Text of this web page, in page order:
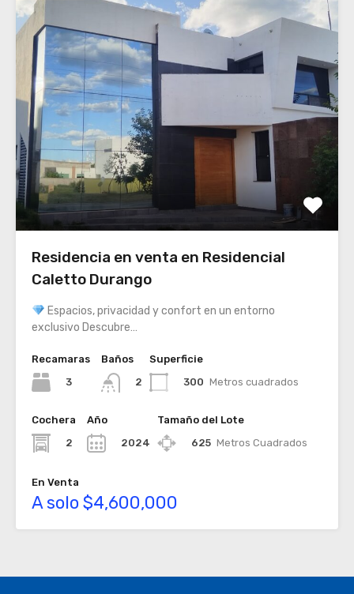
Residencia en venta en Residencial
Caletto Durango
Espacios, privacidad y confort en un entorno
exclusivo Descubre…
Recamaras
3
Baños
2
Superficie
300 Metros cuadrados
Cochera
2
Año
2024
Tamaño del Lote
625 Metros Cuadrados
En Venta
A solo $4,600,000